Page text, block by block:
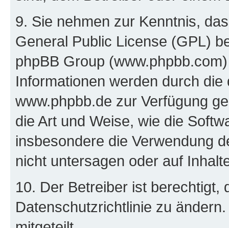
9. Sie nehmen zur Kenntnis,
General Public License (GPL)
phpBB Group
Informationen werden durch
www.phpbb.de zur Verfügung
die Art und Weise, wie die
insbesondere die Verwendung
nicht untersagen oder auf
10. Der Betreiber ist berechtigt,
Datenschutzrichtlinie zu